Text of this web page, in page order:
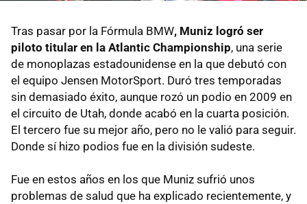
Tras pasar por la Fórmula BMW, Muniz logró ser
piloto titular en la Atlantic Championship, una serie
de monoplazas estadounidense en la que debutó con
el equipo Jensen MotorSport. Duró tres temporadas
sin demasiado éxito, aunque rozó un podio en 2009 en
el circuito de Utah, donde acabó en la cuarta posición.
El tercero fue su mejor año, pero no le valió para seguir.
Donde sí hizo podios fue en la división sudeste.
Fue en estos años en los que Muniz sufrió unos
problemas de salud que ha explicado recientemente, y